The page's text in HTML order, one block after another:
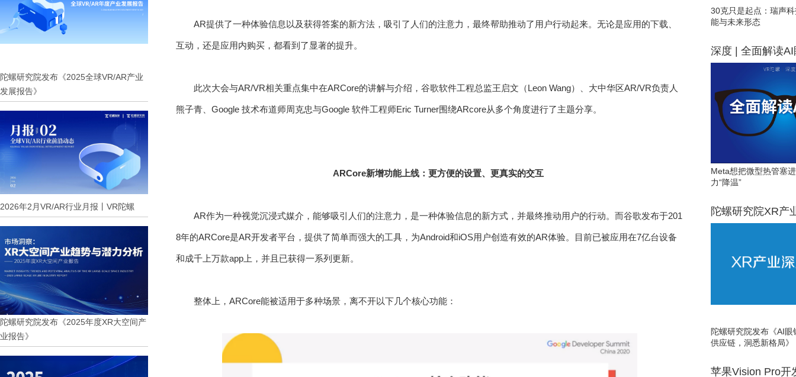
陀螺研究院发布《2025全球VR/AR产业
发展报告》
2026年2月VR/AR行业月报丨VR陀螺
陀螺研究院发布《2025年度XR大空间产
业报告》
AR提供了一种体验信息以及获得答案的新方法，吸引了人们的注意力，最终帮助推动了用户行动起来。无论是应用的下载、
互动，还是应用内购买，都看到了显著的提升。
此次大会与AR/VR相关重点集中在ARCore的讲解与介绍，谷歌软件工程总监王启文（Leon Wang）、大中华区AR/VR负责人
熊子青、Google 技术布道师周克忠与Google 软件工程师Eric Turner围绕ARcore从多个角度进行了主题分享。
ARCore新增功能上线：更方便的设置、更真实的交互
AR作为一种视觉沉浸式媒介，能够吸引人们的注意力，是一种体验信息的新方式，并最终推动用户的行动。而谷歌发布于201
8年的ARCore是AR开发者平台，提供了简单而强大的工具，为Android和iOS用户创造有效的AR体验。目前已被应用在7亿台设备
和成千上万款app上，并且已获得一系列更新。
整体上，ARCore能被适用于多种场景，离不开以下几个核心功能：
30克只是起点：瑞声
能与未来形态
深度 | 全面解读AI
Meta想把微型热管塞
力“降温”
陀螺研究院XR产
陀螺研究院发布《AI
供应链，洞悉新格局》
苹果Vision Pro开